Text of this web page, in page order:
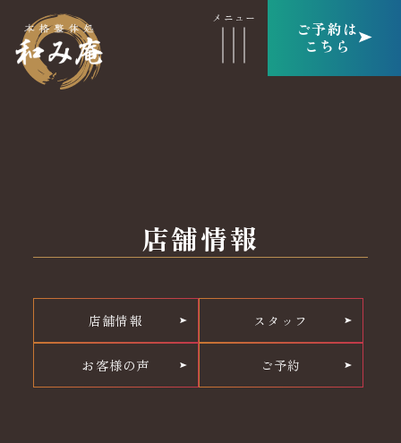
ご予約は
こちら
店舗情報
店舗情報 スタッフ
お客様の声 ご予約